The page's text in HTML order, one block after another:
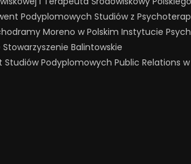
Podyplomowych Studiów z
Moreno w Polskim Instytucie
Balintowskie
Studiów Podyplomowych Public Relations